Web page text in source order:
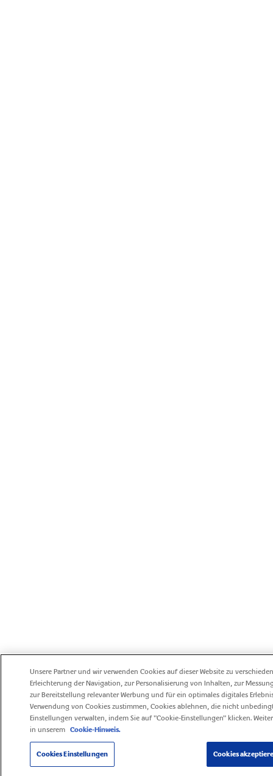
Unsere Partner und wir verwenden Cookies auf dieser Website zu
Erleichterung der Navigation, zur Personalisierung von Inhalten, zur
zur Bereitstellung relevanter Werbung und für ein optimales digitales
Verwendung von Cookies zustimmen, Cookies ablehnen, die nicht
Einstellungen verwalten, indem Sie auf "Cookie-Einstellungen" klicken.
in unserem
Cookie-Hinweis.
Cookies Einstellungen Cookies